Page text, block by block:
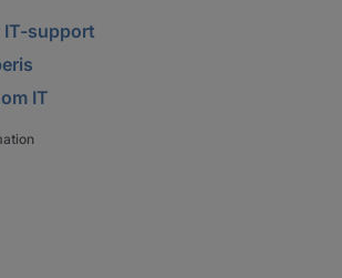
IT-support
IT